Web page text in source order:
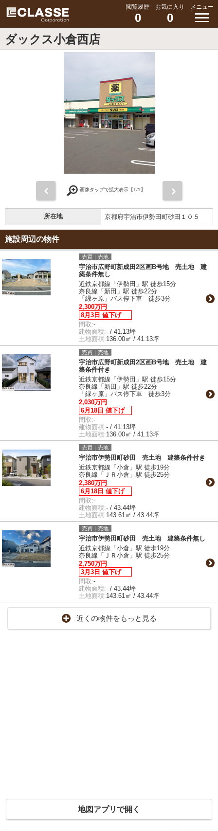
閲覧履歴
0
お気に入り
0
メニュー
ダックス小倉西店
画像タップで拡大表示【1/1】
所在地 京都府宇治市伊勢田町砂田１０５
施設周辺の物件
売買｜売地
宇治市広野町新成田2区画B号地 売土地 建
築条件無し
近鉄京都線「伊勢田」駅 徒歩15分
奈良線「新田」駅 徒歩22分
「緑ヶ原」バス停下車 徒歩3分
2,300万円
8月3日 値下げ
間取:-
建物面積:- / 41.13坪
土地面積:136.00㎡ / 41.13坪
売買｜売地
宇治市広野町新成田2区画B号地 売土地 建
築条件付き
近鉄京都線「伊勢田」駅 徒歩15分
奈良線「新田」駅 徒歩22分
「緑ヶ原」バス停下車 徒歩3分
2,030万円
6月18日 値下げ
間取:-
建物面積:- / 41.13坪
土地面積:136.00㎡ / 41.13坪
売買｜売地
宇治市伊勢田町砂田 売土地 建築条件付き
近鉄京都線「小倉」駅 徒歩19分
奈良線「ＪＲ小倉」駅 徒歩25分
2,380万円
6月18日 値下げ
間取:-
建物面積:- / 43.44坪
土地面積:143.61㎡ / 43.44坪
売買｜売地
宇治市伊勢田町砂田 売土地 建築条件無し
近鉄京都線「小倉」駅 徒歩19分
奈良線「ＪＲ小倉」駅 徒歩25分
2,750万円
3月3日 値下げ
間取:-
建物面積:- / 43.44坪
土地面積:143.61㎡ / 43.44坪
近くの物件をもっと見る
地図アプリで開く